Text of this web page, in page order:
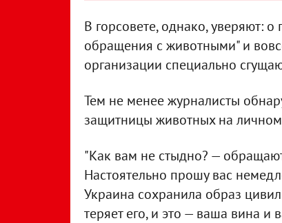
В горсовете, однако, уверяют:
обращения с животными" и
организации специально
Тем не менее журналисты
защитницы животных на
"Как вам не стыдно? —
Настоятельно прошу вас
Украина сохранила образ
теряет его, и это — ваша вина и